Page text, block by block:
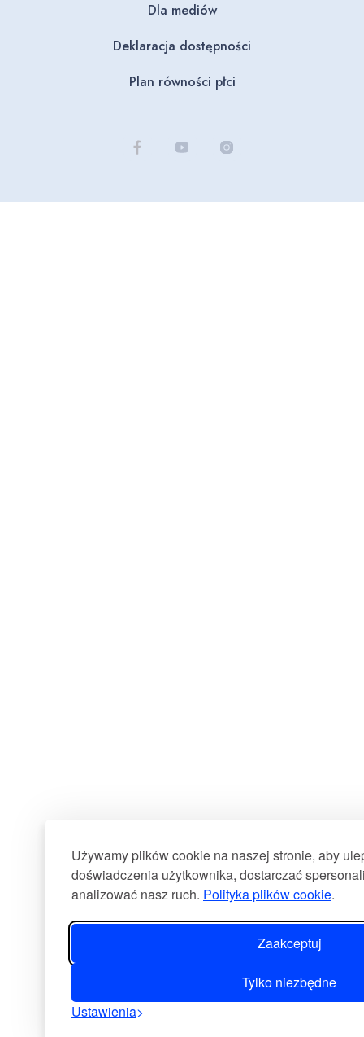
Używamy plików cookie na naszej stronie, aby
doświadczenia użytkownika, dostarczać
analizować nasz ruch. Polityka plików cookie.
Zaakceptuj
Tylko niezbędne
Ustawienia
Dla mediów
Deklaracja dostępności
Plan równości płci